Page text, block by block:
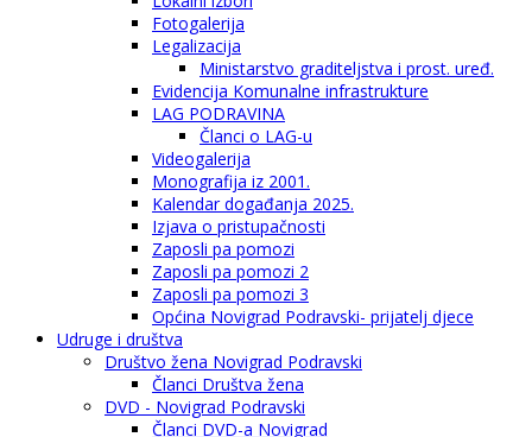
Fotogalerija
Legalizacija
Ministarstvo graditeljstva i prost. uređ.
Evidencija Komunalne infrastrukture
LAG PODRAVINA
Članci o LAG-u
Videogalerija
Monografija iz 2001.
Kalendar događanja 2025.
Izjava o pristupačnosti
Zaposli pa pomozi
Zaposli pa pomozi 2
Zaposli pa pomozi 3
Općina Novigrad Podravski- prijatelj djece
Udruge i društva
Društvo žena Novigrad Podravski
Članci Društva žena
DVD - Novigrad Podravski
Članci DVD-a Novigrad